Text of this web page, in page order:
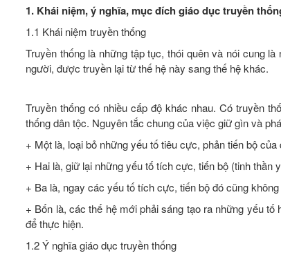
1. Khái niệm, ý nghĩa, mục đích giáo dục truyền
1.1 Khái niệm truyền thống
Truyền thống là những tập tục, thói quên và nói cung
người, được truyền lại từ thế hệ này sang thế hệ khác.
Truyền thống có nhiều cấp độ khác nhau. Có truyền
thống dân tộc. Nguyên tắc chung của việc giữ gìn và
+ Một là, loại bỏ những yếu tố tiêu cực, phản tiến bộ
+ Hai là, giữ lại những yếu tố tích cực, tiến bộ (tinh thần
+ Ba là, ngay các yếu tố tích cực, tiến bộ đó cũng
+ Bốn là, các thế hệ mới phải sáng tạo ra những yếu
để thực hiện.
1.2 Ý nghĩa giáo dục truyền thống